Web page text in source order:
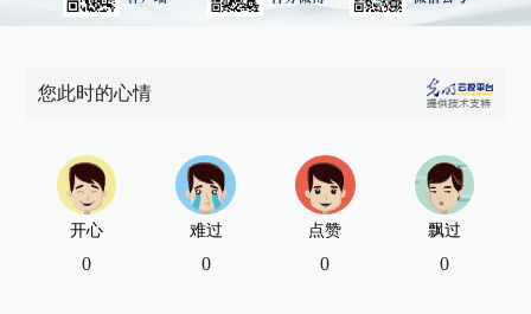
您此时的心情
开心
0
难过
0
点赞
0
飘过
0